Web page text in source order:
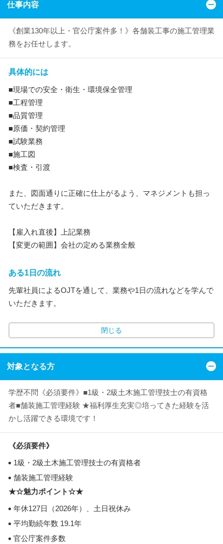
仕事内容
《創業130年以上・官公庁案件多！》各舗装工事の施工管理業
務をお任せします。
具体的には
■現場での安全・衛生・環境保全管理
■工程管理
■品質管理
■原価・契約管理
■試験業務
■施工図
■検査・引渡
また、図面通りに正確に仕上がるよう、マネジメントも担っ
ていただきます。
【雇入れ直後】上記業務
【変更の範囲】会社の定める業務全般
ある1日の流れ
先輩社員によるOJTを通して、業務や1日の流れなどを学んで
いただきます。
閉じる
対象となる方
学歴不問《必須要件》■1級・2級土木施工管理技士の有資格
者■舗装施工管理経験 ★福利厚生充実◎培ってきた経験を活
かし活躍できる環境です！
《必須要件》
1級・2級土木施工管理技士の有資格者
舗装施工管理経験
★☆魅力ポイント☆★
年休127日（2026年）、土日祝休み
平均勤続年数 19.1年
官公庁案件多数